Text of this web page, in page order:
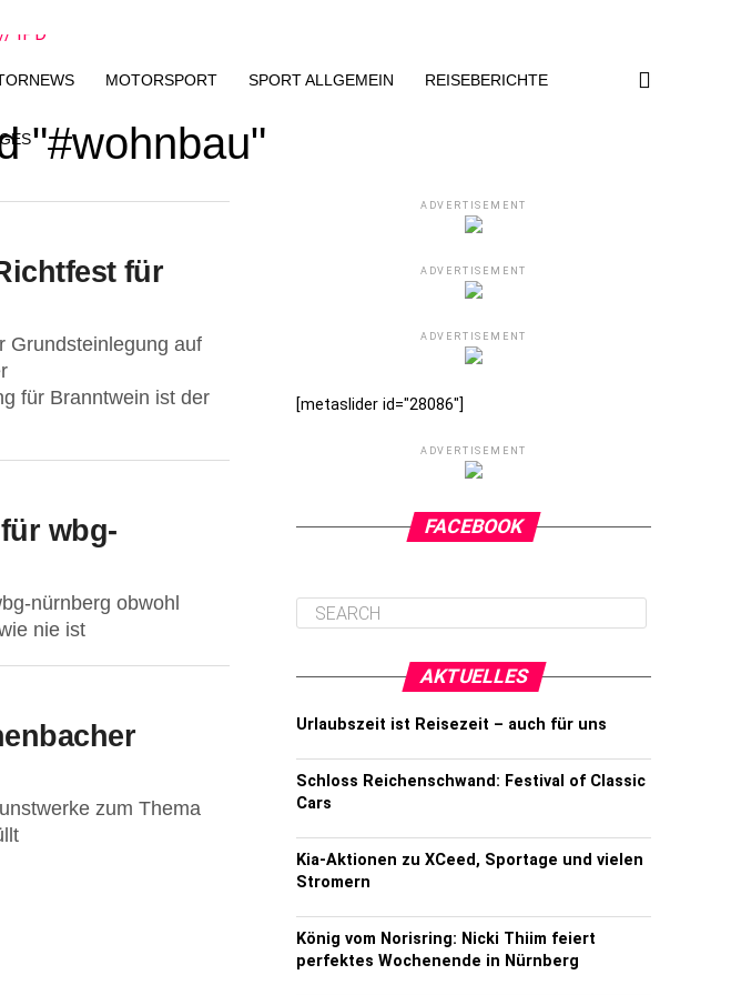
MOTORSPORT SPORT ALLGEMEIN REISEBERICHTE
"#wohnbau"
für
Grundsteinlegung auf
für Branntwein ist der
wbg-
nürnberg obwohl
nie ist
zum Thema
ADVERTISEMENT
ADVERTISEMENT
ADVERTISEMENT
[metaslider id="28086"]
ADVERTISEMENT
FACEBOOK
AKTUELLES
Urlaubszeit ist Reisezeit – auch für uns
Schloss Reichenschwand: Festival of Classic
Cars
Kia-Aktionen zu XCeed, Sportage und vielen
Stromern
König vom Norisring: Nicki Thiim feiert
perfektes Wochenende in Nürnberg